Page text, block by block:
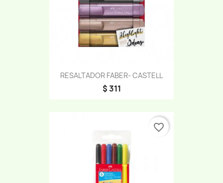
RESALTADOR FABER- CASTELL
$ 311
favorite_border